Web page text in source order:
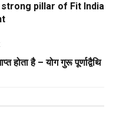
strong pillar of Fit India
होता है – योग गुरू पूर्णाद्वैथि